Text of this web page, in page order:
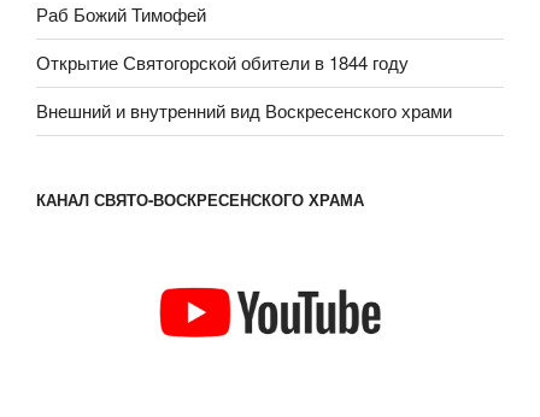
Раб Божий Тимофей
Открытие Святогорской обители в 1844 году
Внешний и внутренний вид Воскресенского храми
КАНАЛ СВЯТО-ВОСКРЕСЕНСКОГО ХРАМА